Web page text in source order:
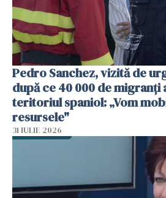
Pedro Sanchez, vizită de
după ce 40 000 de migranți
teritoriul spaniol: „Vom
resursele"
31 IULIE 2026